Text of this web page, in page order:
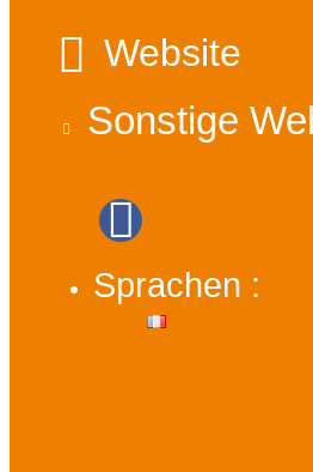
Website
Sonstige
Sprachen :